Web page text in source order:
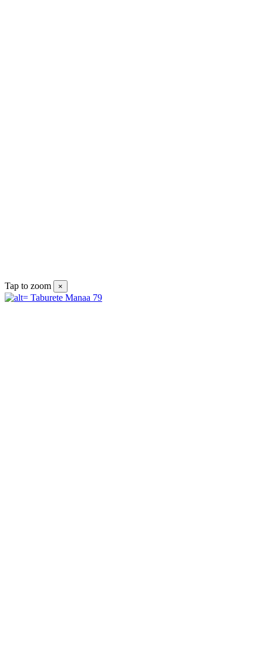
Tap to zoom ×